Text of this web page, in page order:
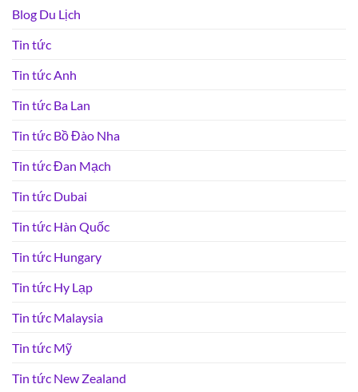
Blog Du Lịch
Tin tức
Tin tức Anh
Tin tức Ba Lan
Tin tức Bồ Đào Nha
Tin tức Đan Mạch
Tin tức Dubai
Tin tức Hàn Quốc
Tin tức Hungary
Tin tức Hy Lạp
Tin tức Malaysia
Tin tức Mỹ
Tin tức New Zealand